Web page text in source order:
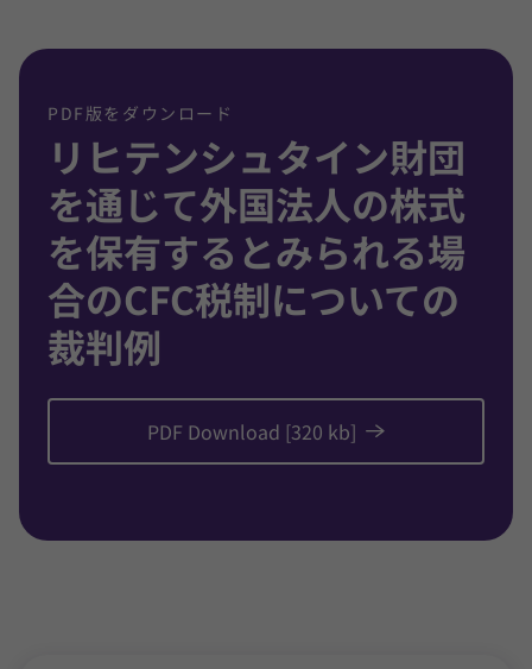
PDF版をダウンロード
リヒテンシュタイン財団
を通じて外国法人の株式
を保有するとみられる場
合のCFC税制についての
裁判例
PDF Download [320 kb]